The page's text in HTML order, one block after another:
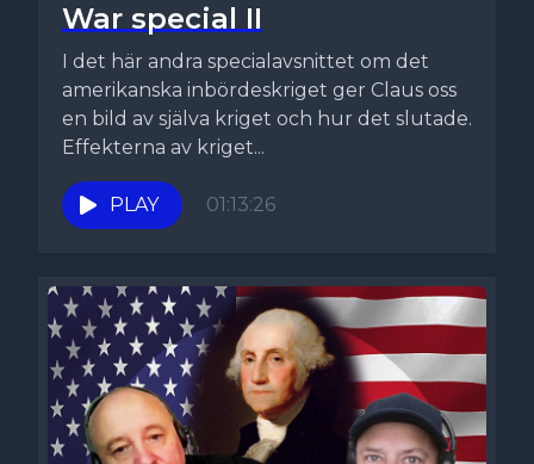
War special II
I det här andra specialavsnittet om det
amerikanska inbördeskriget ger Claus oss
en bild av själva kriget och hur det slutade.
Effekterna av kriget...
PLAY 01:13:26